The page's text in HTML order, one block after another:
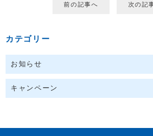
前の記事へ 次の記
カテゴリー
お知らせ
キャンペーン